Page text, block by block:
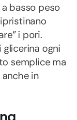
basso peso
i pori.
ogni
semplice ma
in